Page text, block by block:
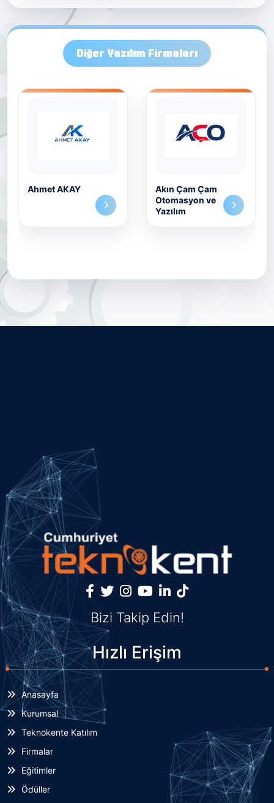
Diğer Yazılım Firmaları
Ahmet AKAY
Akın Çam Çam
Otomasyon ve
Yazılım
Bizi Takip Edin!
Hızlı Erişim
Anasayfa
Kurumsal
Teknokente Katılım
Firmalar
Eğitimler
Ödüller